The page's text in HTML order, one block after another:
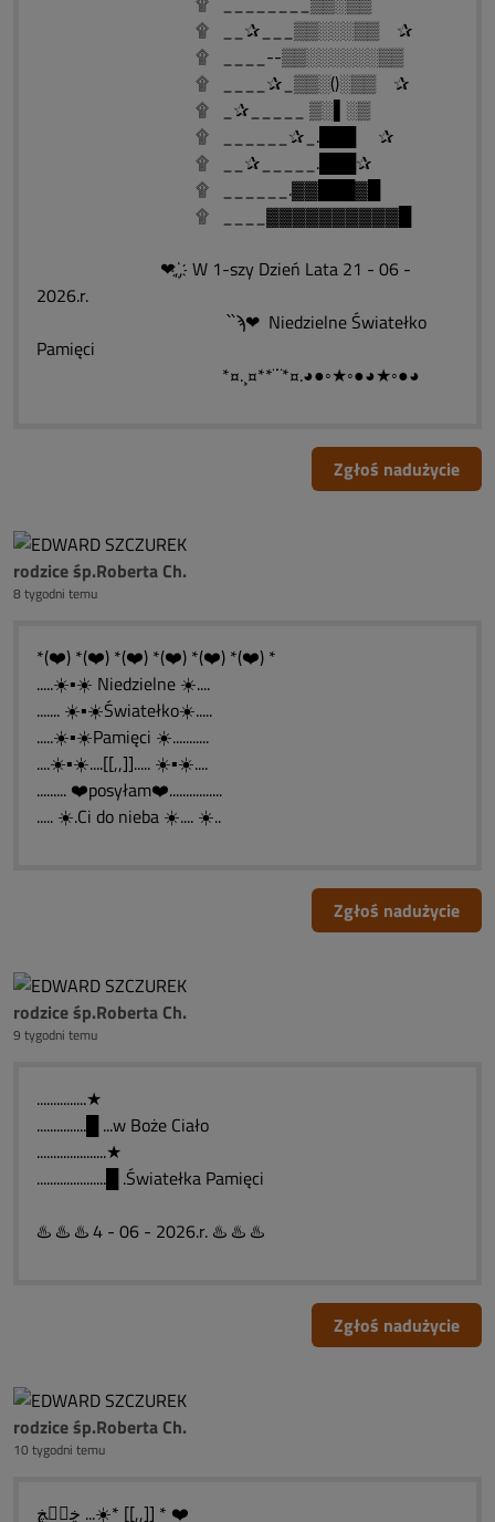
۩ __✰___▒▒░░░▒▒ ✰
۩ ____--▒▒░░░░░░▒▒
۩ ____✰_▒▒░()░▒▒ ✰
۩ _✰_____ ▒░▌░▒
۩ ______✰_.███ ✰
۩ __✰_____.███✰
۩ ______.▓▓███▓█
۩ ____▓▓▓▓▓▓▓▓▓▓█
❤,҉, W 1-szy Dzień Lata 21 - 06 -
2026.r.
՝՝ϡ❤ Niedzielne Światełko
Pamięci
*¤.¸¤**¨¨*¤.◕●◦★◦●◕★◦●◕
Zgłoś nadużycie
rodzice śp.Roberta Ch.
8 tygodni temu
*(❤️) *(❤️) *(❤️) *(❤️) *(❤️) *(❤️) *
.....☀️▪️☀️ Niedzielne ☀️....
....... ☀️▪️☀️Światełko☀️.....
.....☀️▪️☀️Pamięci ☀️...........
....☀️▪️☀️....[[,,]]..... ☀️▪️☀️....
......... ❤️posyłam❤️................
..... ☀️.Ci do nieba ☀️.... ☀️..
Zgłoś nadużycie
rodzice śp.Roberta Ch.
9 tygodni temu
...............★
...............█ ...w Boże Ciało
.....................★
.....................█ .Światełka Pamięci
♨️ ♨️ ♨️ 4 - 06 - 2026.r. ♨️ ♨️ ♨️
Zgłoś nadużycie
rodzice śp.Roberta Ch.
10 tygodni temu
ڿڰۣڿ ...☀️* [[,,]] * ❤️